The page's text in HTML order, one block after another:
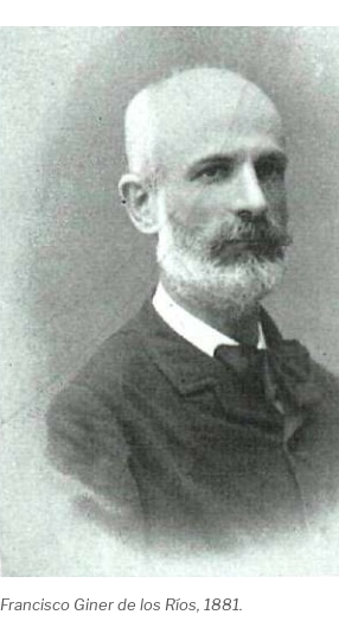
Francisco Giner de los Ríos, 1881.